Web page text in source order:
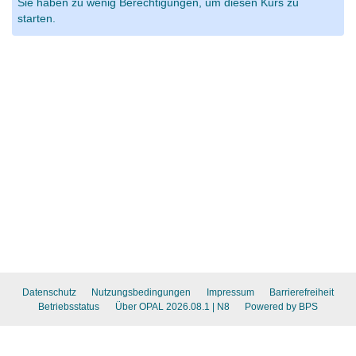
Sie haben zu wenig Berechtigungen, um diesen Kurs zu
starten.
Datenschutz Nutzungsbedingungen Impressum
Barrierefreiheit
Betriebsstatus
Über OPAL 2026.08.1 | N8 Powered by BPS